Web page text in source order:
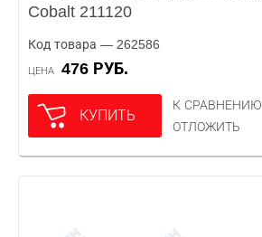
Cobalt 211120
Код товара — 262586
ЦЕНА 476 РУБ.
КУПИТЬ
К СРАВНЕНИЮ
ОТЛОЖИТЬ